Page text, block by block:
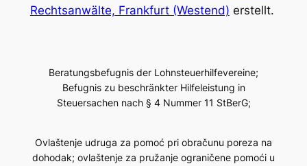
Rechtsanwälte, Frankfurt (Westend) erstellt.
Beratungsbefugnis der Lohnsteuerhilfevereine;
Befugnis zu beschränkter Hilfeleistung in
Steuersachen nach § 4 Nummer 11 StBerG;
Ovlaštenje udruga za pomoć pri obračunu poreza na
dohodak; ovlaštenje za pružanje ograničene pomoći u